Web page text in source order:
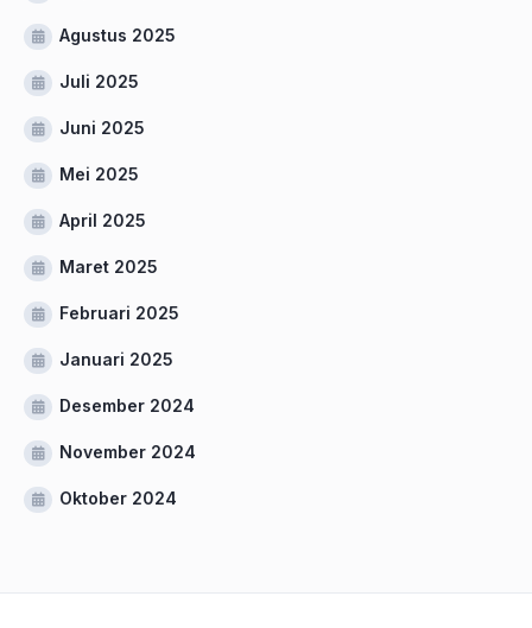
Agustus 2025
Juli 2025
Juni 2025
Mei 2025
April 2025
Maret 2025
Februari 2025
Januari 2025
Desember 2024
November 2024
Oktober 2024